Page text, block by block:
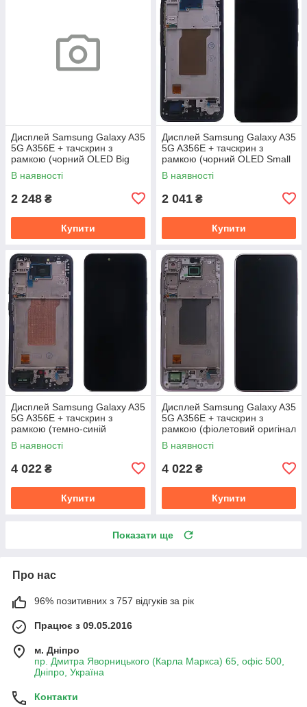
Дисплей Samsung Galaxy A35
5G A356E + тачскрин з
рамкою (чорний OLED Big
Glass)
В наявності
2 248 ₴
Купити
Дисплей Samsung Galaxy A35
5G A356E + тачскрин з
рамкою (чорний OLED Small
Glass)
В наявності
2 041 ₴
Купити
Дисплей Samsung Galaxy A35
5G A356E + тачскрин з
рамкою (темно-синій
оригінал OEM SP)
В наявності
4 022 ₴
Купити
Дисплей Samsung Galaxy A35
5G A356E + тачскрин з
рамкою (фіолетовий оригінал
OEM SP)
В наявності
4 022 ₴
Купити
Показати ще
Про нас
96% позитивних з 757 відгуків за рік
Працює з 09.05.2016
м. Дніпро
пр. Дмитра Яворницького (Карла Маркса) 65, офіс 500,
Дніпро, Україна
Контакти